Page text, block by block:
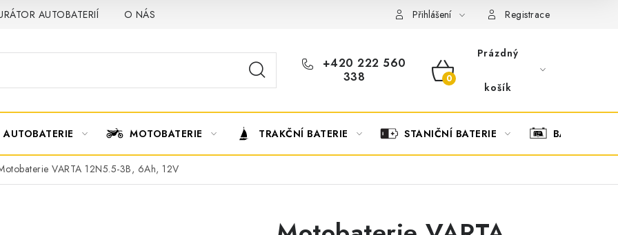
AUTOBATERIÍ O NÁS OBCHODNÍ PODMÍNKY OCHRANA OSOBNÍCH ÚDAJŮ
Přihlášení Registrace
+420 222 560
338
NÁKUPNÍ
Prázdný
košík
AUTOBATERIE MOTOBATERIE TRAKČNÍ BATERIE STANIČNÍ BATERIE BATERIOVÉ
VARTA 12N5.5-3B, 6Ah, 12V